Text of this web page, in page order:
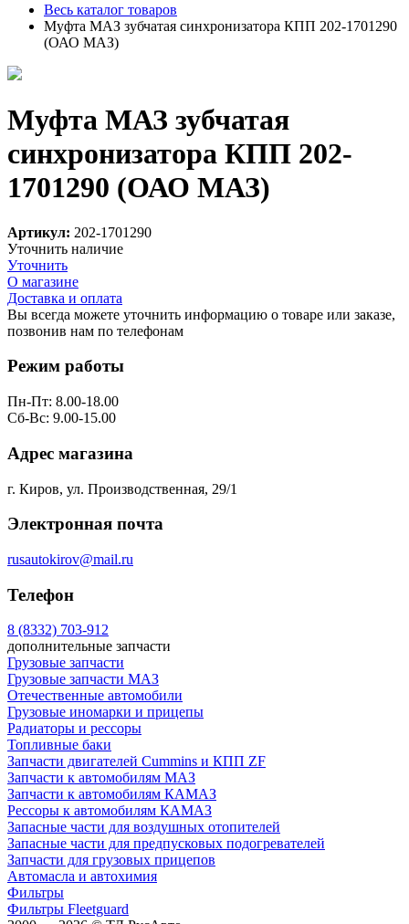
Весь каталог товаров
Муфта МАЗ зубчатая синхронизатора КПП 202-1701290
(ОАО МАЗ)
Муфта МАЗ зубчатая
синхронизатора КПП 202-
1701290 (ОАО МАЗ)
Артикул: 202-1701290
Уточнить наличие
Уточнить
О магазине
Доставка и оплата
Вы всегда можете уточнить информацию о товаре или заказе,
позвонив нам по телефонам
Режим работы
Пн-Пт: 8.00-18.00
Сб-Вс: 9.00-15.00
Адрес магазина
г. Киров, ул. Производственная, 29/1
Электронная почта
rusautokirov@mail.ru
Телефон
8 (8332) 703-912
дополнительные запчасти
Грузовые запчасти
Грузовые запчасти МАЗ
Отечественные автомобили
Грузовые иномарки и прицепы
Радиаторы и рессоры
Топливные баки
Запчасти двигателей Cummins и КПП ZF
Запчасти к автомобилям МАЗ
Запчасти к автомобилям КАМАЗ
Рессоры к автомобилям КАМАЗ
Запасные части для воздушных отопителей
Запасные части для предпусковых подогревателей
Запчасти для грузовых прицепов
Автомасла и автохимия
Фильтры
Фильтры Fleetguard